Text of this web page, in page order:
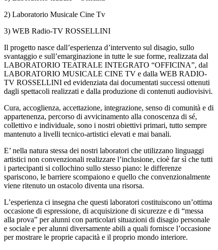
2) Laboratorio Musicale Cine Tv
3) WEB Radio-TV ROSSELLINI
Il progetto nasce dall’esperienza d’intervento sul disagio, sullo
svantaggio e sull’emarginazione in tutte le sue forme, realizzata dal
LABORATORIO TEATRALE INTEGRATO “OFFICINA”, dal
LABORATORIO MUSICALE CINE TV e dalla WEB RADIO-
TV ROSSELLINI ed evidenziata dai documentati successi ottenuti
dagli spettacoli realizzati e dalla produzione di contenuti audiovisivi.
Cura, accoglienza, accettazione, integrazione, senso di comunità e di
appartenenza, percorso di avvicinamento alla conoscenza di sé,
collettivo e individuale, sono i nostri obiettivi primari, tutto sempre
mantenuto a livelli tecnico-artistici elevati e mai banali.
E’ nella natura stessa dei nostri laboratori che utilizzano linguaggi
artistici non convenzionali realizzare l’inclusione, cioè far sì che tutti
i partecipanti si collochino sullo stesso piano: le differenze
spariscono, le barriere scompaiono e quello che convenzionalmente
viene ritenuto un ostacolo diventa una risorsa.
L’esperienza ci insegna che questi laboratori costituiscono un’ottima
occasione di espressione, di acquisizione di sicurezze e di “messa
alla prova” per alunni con particolari situazioni di disagio personale
e sociale e per alunni diversamente abili a quali fornisce l’occasione
per mostrare le proprie capacità e il proprio mondo interiore.